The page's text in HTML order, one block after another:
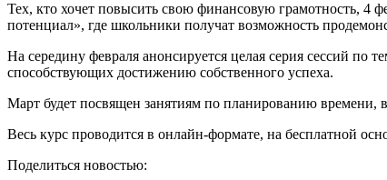
Тех, кто хочет повысить свою финансовую грамотность, 4
потенциал», где школьники получат возможность
На середину февраля анонсируется целая серия сессий по
способствующих достижению собственного успеха.
Март будет посвящен занятиям по планированию
Весь курс проводится в онлайн-формате, на бесплатной
Поделиться новостью: